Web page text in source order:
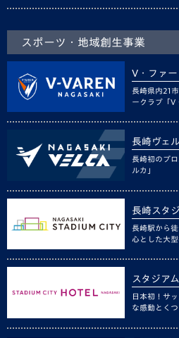
スポーツ・地域創生事業
V・ファ
長崎県内21
ークラブ「V
長崎ヴェ
長崎初のプ
ルカ」
長崎スタ
長崎駅から
心とした大
スタジア
日本初！サ
な感動とくつ